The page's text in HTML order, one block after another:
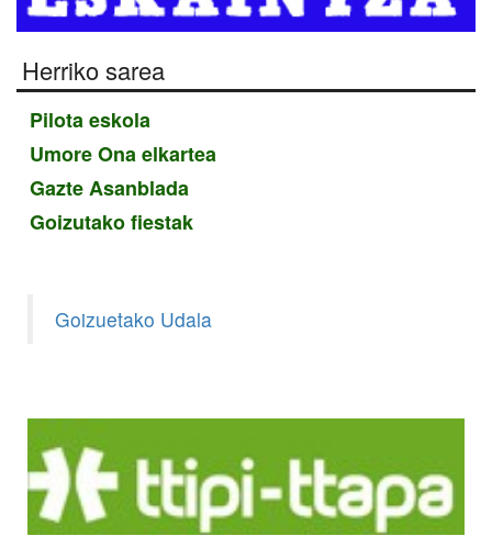
Herriko sarea
Pilota eskola
Umore Ona elkartea
Gazte Asanblada
Goizutako fiestak
Goizuetako Udala